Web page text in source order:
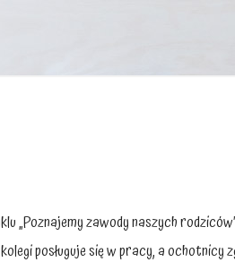
„Poznajemy zawody naszych
posługuje się w pracy, a ochotnicy